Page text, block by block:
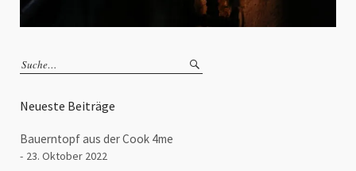
Neueste Beiträge
Bauerntopf aus der Cook 4me
23. Oktober 2022